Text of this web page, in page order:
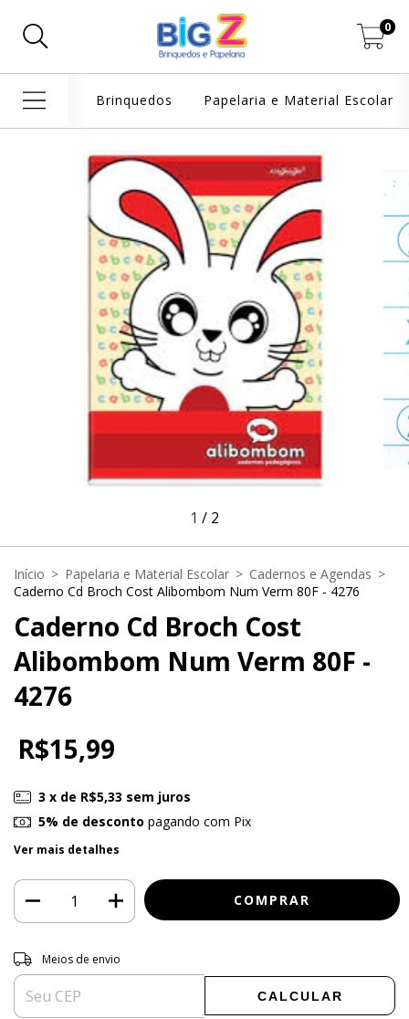
0
Brinquedos Papelaria e Material Escolar
1 / 2
Início > Papelaria e Material Escolar > Cadernos e Agendas >
Caderno Cd Broch Cost Alibombom Num Verm 80F - 4276
Caderno Cd Broch Cost
Alibombom Num Verm 80F -
4276
R$15,99
3 x de R$5,33 sem juros
5% de desconto pagando com Pix
Ver mais detalhes
Entregas para o CEP:
Meios de envio
CALCULAR